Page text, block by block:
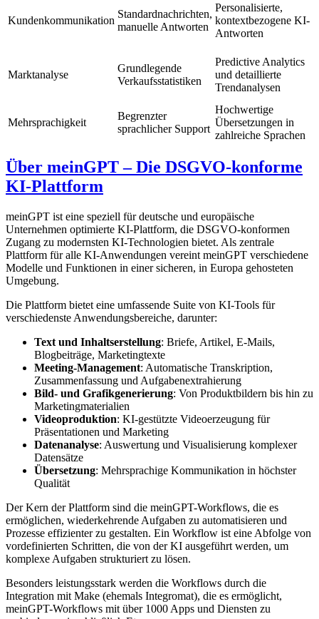
Kundenkommunikation
Standardnachrichten,
manuelle Antworten
Personalisierte,
kontextbezogene KI-
Antworten
Marktanalyse
Grundlegende
Verkaufsstatistiken
Predictive Analytics
und detaillierte
Trendanalysen
Mehrsprachigkeit
Begrenzter
sprachlicher Support
Hochwertige
Übersetzungen in
zahlreiche Sprachen
Über meinGPT – Die DSGVO-konforme
KI-Plattform
meinGPT ist eine speziell für deutsche und europäische
Unternehmen optimierte KI-Plattform, die DSGVO-konformen
Zugang zu modernsten KI-Technologien bietet. Als zentrale
Plattform für alle KI-Anwendungen vereint meinGPT verschiedene
Modelle und Funktionen in einer sicheren, in Europa gehosteten
Umgebung.
Die Plattform bietet eine umfassende Suite von KI-Tools für
verschiedenste Anwendungsbereiche, darunter:
Text und Inhaltserstellung: Briefe, Artikel, E-Mails,
Blogbeiträge, Marketingtexte
Meeting-Management: Automatische Transkription,
Zusammenfassung und Aufgabenextrahierung
Bild- und Grafikgenerierung: Von Produktbildern bis hin zu
Marketingmaterialien
Videoproduktion: KI-gestützte Videoerzeugung für
Präsentationen und Marketing
Datenanalyse: Auswertung und Visualisierung komplexer
Datensätze
Übersetzung: Mehrsprachige Kommunikation in höchster
Qualität
Der Kern der Plattform sind die meinGPT-Workflows, die es
ermöglichen, wiederkehrende Aufgaben zu automatisieren und
Prozesse effizienter zu gestalten. Ein Workflow ist eine Abfolge von
vordefinierten Schritten, die von der KI ausgeführt werden, um
komplexe Aufgaben strukturiert zu lösen.
Besonders leistungsstark werden die Workflows durch die
Integration mit Make (ehemals Integromat), die es ermöglicht,
meinGPT-Workflows mit über 1000 Apps und Diensten zu